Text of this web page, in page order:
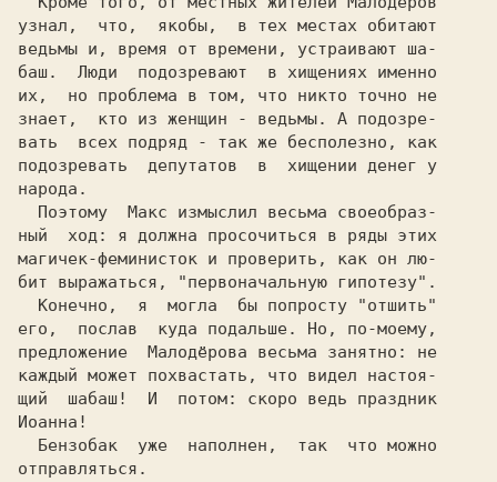
узнал,  что,  якобы,  в тех местах обитают
ведьмы и, время от времени, устраивают ша-
баш.  Люди  подозревают  в хищениях именно
их,  но проблема в том, что никто точно не
знает,  кто из женщин - ведьмы. А подозре-
вать  всех подряд - так же бесполезно, как
подозревать  депутатов  в  хищении денег у
народа.
ный  ход: я должна просочиться в ряды этих
магичек-феминисток и проверить, как он лю-
бит выражаться,
"первоначальную гипотезу".
Конечно,  я  могла  бы попросту "отшить"
его,  послав  куда подальше. Но, по-моему,
предложение  Малодёрова весьма занятно: не
каждый может похвастать, что видел настоя-
щий  шабаш!  И  потом: скоро ведь праздник
Иоанна!
отправляться.